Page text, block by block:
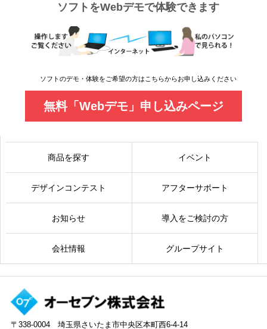
ソフトをWebデモで体験できます
ソフトのデモ・体験をご希望の方はこちらからお申し込みください
無料「Webデモ」申し込みページ
商品を探す イベント
デザインコンテスト アフターサポート
お知らせ 導入をご検討の方
会社情報 グループサイト
〒338-0004 埼玉県さいたま市中央区本町西6-4-14